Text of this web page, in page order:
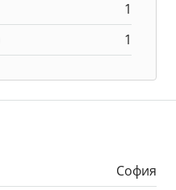
1
1
София